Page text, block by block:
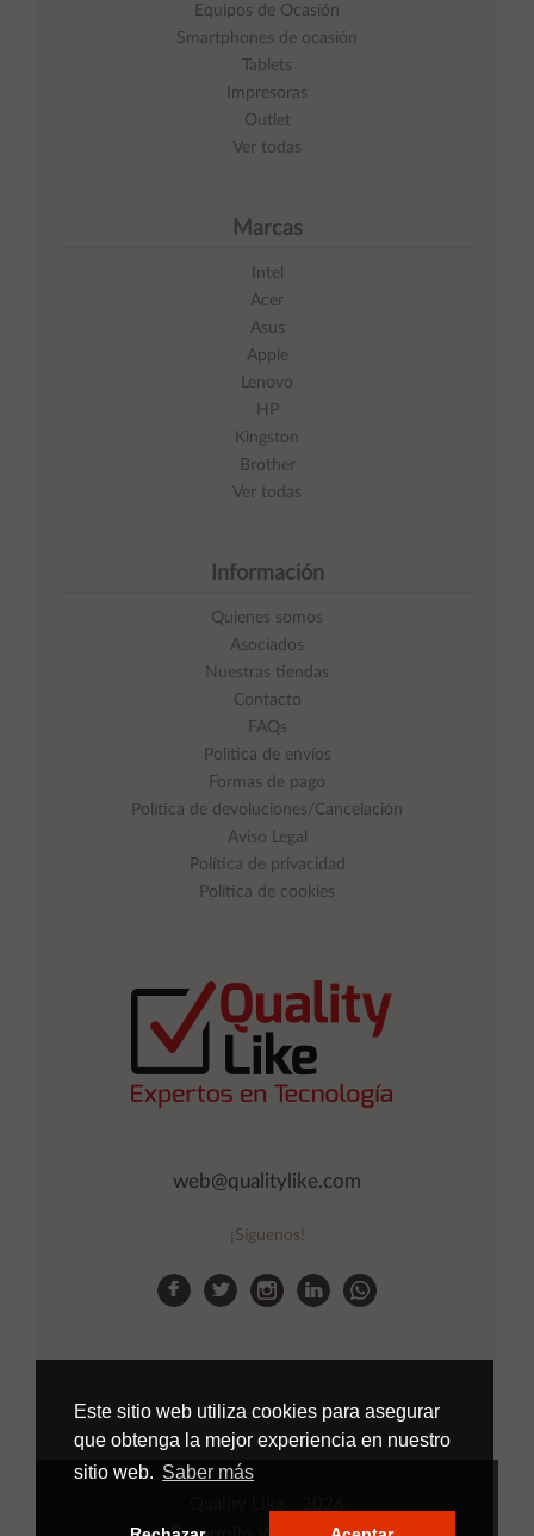
Este sitio web utiliza cookies para asegurar
que obtenga la mejor experiencia en nuestro
sitio web. Saber más
web@qualitylike.com
¡Síguenos!
Equipos de Ocasión
Smartphones de ocasión
Tablets
Impresoras
Outlet
Ver todas
Marcas
Intel
Acer
Asus
Apple
Lenovo
HP
Kingston
Brother
Ver todas
Información
Quienes somos
Asociados
Nuestras tiendas
Contacto
FAQs
Política de envíos
Formas de pago
Política de devoluciones/Cancelación
Aviso Legal
Política de privacidad
Política de cookies